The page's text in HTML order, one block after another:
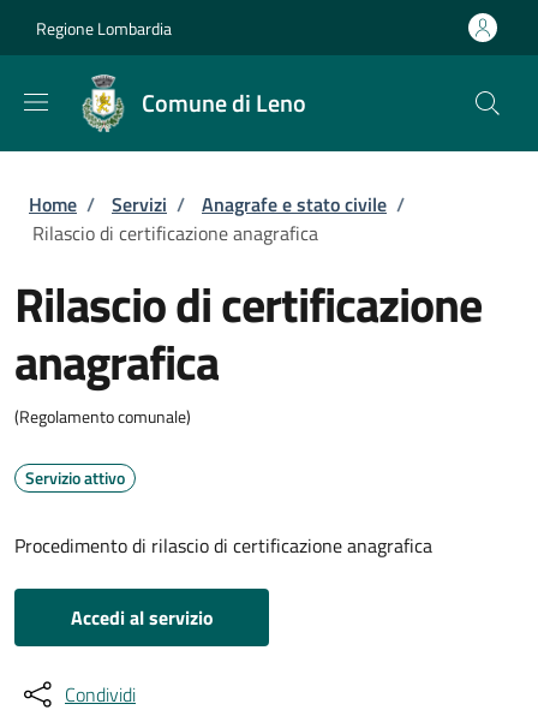
Regione Lombardia
Comune di Leno
Briciole di pane
Home / Servizi / Anagrafe e stato civile /
Rilascio di certificazione anagrafica
Rilascio di certificazione
anagrafica
(Regolamento comunale)
Servizio attivo
Procedimento di rilascio di certificazione anagrafica
Accedi al servizio
Condividi